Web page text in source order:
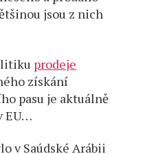
jsou z nich
prodeje
získání
pasu je aktuálně
EU…
v Saúdské Arábii